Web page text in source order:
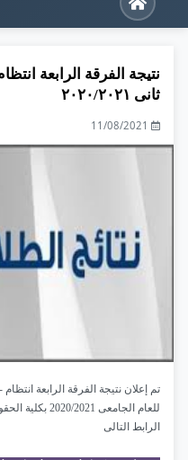
نتيجة الفرقة الرابعة
ثانى ٢٠٢٠/٢٠٢١
11/08/2021
تم إعلان نتيجة الفرقة الرابعة
للعام الجامعى
الرابط التالى